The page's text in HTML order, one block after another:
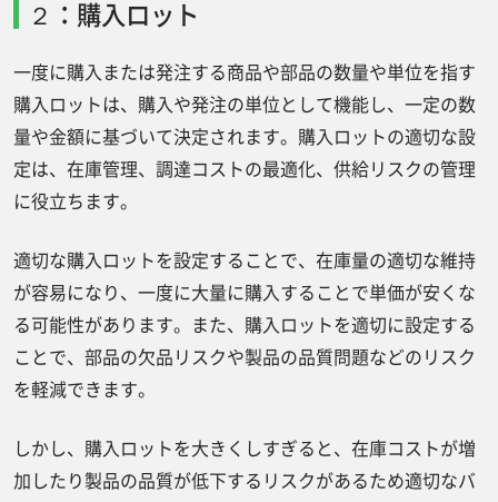
２：購入ロット
一度に購入または発注する商品や部品の数量や単位を指す
購入ロットは、購入や発注の単位として機能し、一定の数
量や金額に基づいて決定されます。購入ロットの適切な設
定は、在庫管理、調達コストの最適化、供給リスクの管理
に役立ちます。
適切な購入ロットを設定することで、在庫量の適切な維持
が容易になり、一度に大量に購入することで単価が安くな
る可能性があります。また、購入ロットを適切に設定する
ことで、部品の欠品リスクや製品の品質問題などのリスク
を軽減できます。
しかし、購入ロットを大きくしすぎると、在庫コストが増
加したり製品の品質が低下するリスクがあるため適切なバ